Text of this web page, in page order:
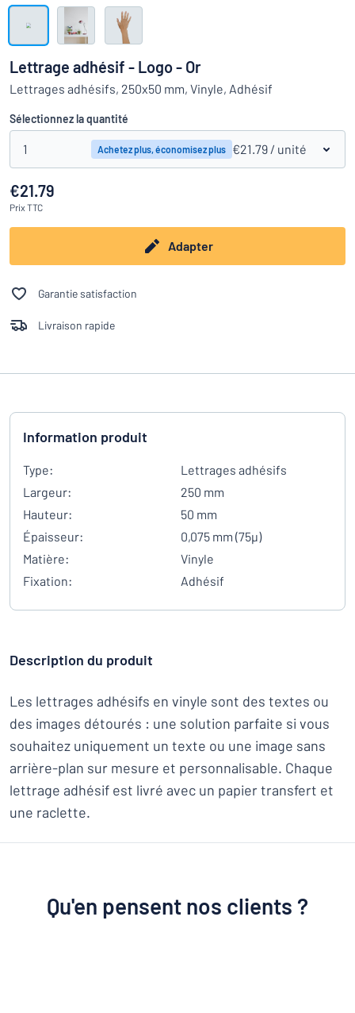
ne parvenez pas à trouver ce que vous cherchez ?
travail
Montrer toutes les catégories
Demande
devis
Se
connecter
Service
clients
Particulier
Entreprise
Lettrage adhésif - Logo - Or
Lettrages adhésifs, 250x50 mm, Vinyle, Adhésif
Sélectionnez la quantité
1 Achetez plus, économisez plus €21.79 / unité
€21.79
PrixTTC
Adapter
Garantie satisfaction
Livraison rapide
Information produit
Type:
Lettrages adhésifs
Largeur:
250 mm
Hauteur:
50 mm
Épaisseur:
0,075 mm (75µ)
Matière:
Vinyle
Fixation:
Adhésif
Description du produit
Les lettrages adhésifs en vinyle sont des textes ou
des images détourés : une solution parfaite si vous
souhaitez uniquement un texte ou une image sans
arrière-plan sur mesure et personnalisable. Chaque
lettrage adhésif est livré avec un papier transfert et
une raclette.
Qu'en pensent nos clients ?